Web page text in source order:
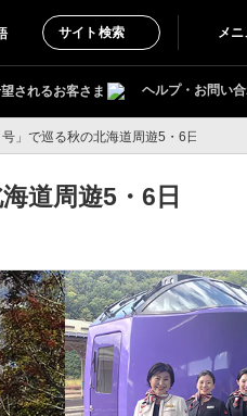
サイト検索 メニ
されるお客さま ヘルプ・お問い
」で巡る秋の北海道周遊5・6日間
道周遊5・6日